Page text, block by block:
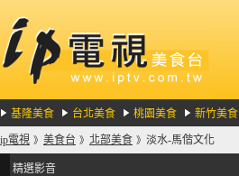
基隆美食 台北美食 桃園美食 新竹美食
ip電視 》 美食台 》 北部美食 》 淡水-馬偕文化
精選影音